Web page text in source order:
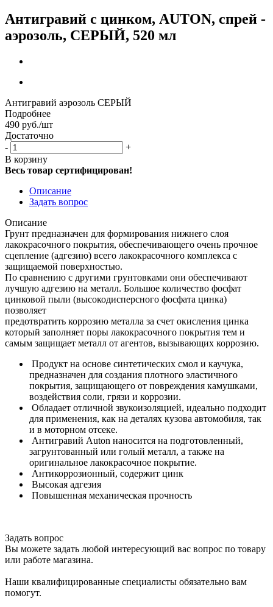
Антигравий с цинком, AUTON, спрей -
аэрозоль, СЕРЫЙ, 520 мл
Антигравий аэрозоль СЕРЫЙ
Подробнее
490 руб./шт
Достаточно
-
+
В корзину
Весь товар сертифицирован!
Описание
Задать вопрос
Описание
Грунт предназначен для формирования нижнего слоя
лакокрасочного покрытия, обеспечивающего очень прочное
сцепление (адгезию) всего лакокрасочного комплекса с
защищаемой поверхностью.
По сравнению с другими грунтовками они обеспечивают
лучшую адгезию на металл. Большое количество фосфат
цинковой пыли (высокодисперсного фосфата цинка)
позволяет
предотвратить коррозию металла за счет окисления цинка
который заполняет поры лакокрасочного покрытия тем и
самым защищает металл от агентов, вызывающих коррозию.
Продукт на основе синтетических смол и каучука,
предназначен для создания плотного эластичного
покрытия, защищающего от повреждения камушками,
воздействия соли, грязи и коррозии.
Обладает отличной звукоизоляцией, идеально подходит
для применения, как на деталях кузова автомобиля, так
и в моторном отсеке.
Антигравий Auton наносится на подготовленный,
загрунтованный или голый металл, а также на
оригинальное лакокрасочное покрытие.
Антикоррозионный, содержит цинк
Высокая адгезия
Повышенная механическая прочность
Задать вопрос
Вы можете задать любой интересующий вас вопрос по товару
или работе магазина.
Наши квалифицированные специалисты обязательно вам
помогут.